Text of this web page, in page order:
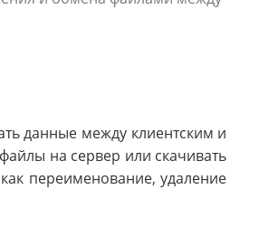
данные между клиентским и
на сервер или скачивать
переименование, удаление